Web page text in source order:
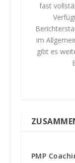
fast
im
gibt es
PMP